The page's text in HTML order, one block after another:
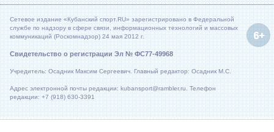
Сетевое издание «Кубанский спорт.RU» зарегистрировано в Федеральной
службе по надзору в сфере связи, информационных технологий и массовых
коммуникаций (Роскомнадзор) 24 мая 2012 г.
Свидетельство о регистрации Эл № ФС77-49968
Учредитель: Осадник Максим Сергеевич. Главный редактор: Осадник М.С.
Адрес электронной почты редакции: kubansport@rambler.ru. Телефон
редакции: +7 (918) 630-3391